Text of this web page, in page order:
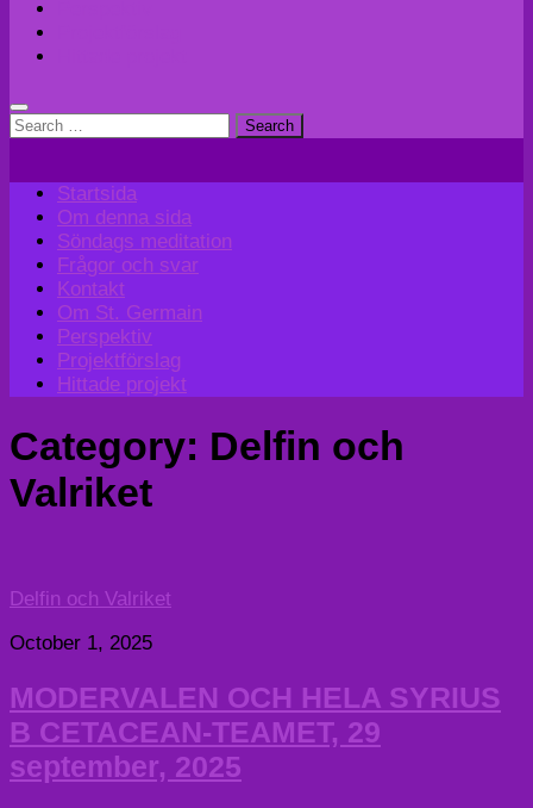
Search
Startsida
Om denna sida
Söndags meditation
Frågor och svar
Kontakt
Om St. Germain
Perspektiv
Projektförslag
Hittade projekt
Category: Delfin och
Valriket
Delfin och Valriket
October 1, 2025
MODERVALEN OCH HELA SYRIUS
B CETACEAN-TEAMET, 29
september, 2025